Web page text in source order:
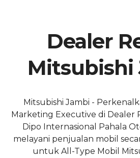
Dealer
Mitsubishi
Mitsubishi Jambi -
Marketing Executive di Dealer
Dipo Internasional Pahala
melayani penjualan mobil
untuk All-Type Mobil